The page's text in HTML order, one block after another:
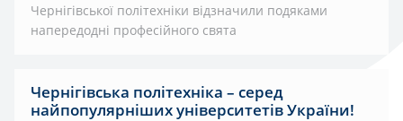
Чернігівської політехніки відзначили подяками
напередодні професійного свята
Чернігівська політехніка – серед
найпопулярніших університетів України!